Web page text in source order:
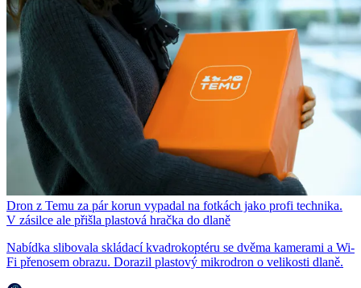
Dron z Temu za pár korun vypadal na fotkách jako profi technika.
V zásilce ale přišla plastová hračka do dlaně
Nabídka slibovala skládací kvadrokoptéru se dvěma kamerami a Wi-
Fi přenosem obrazu. Dorazil plastový mikrodron o velikosti dlaně.